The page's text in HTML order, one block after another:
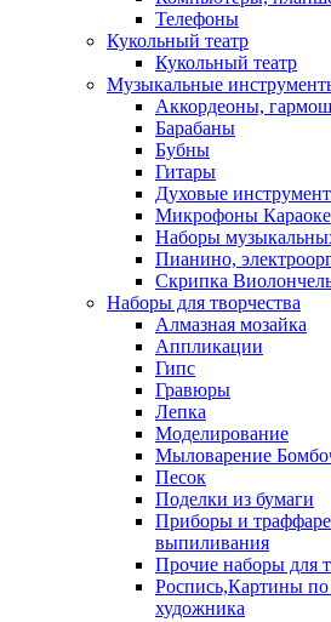
Телефоны
Кукольный театр
Кукольный театр
Музыкальные
Аккордеоны,
Барабаны
Бубны
Гитары
Духовые
Микрофоны Караоке
Наборы
Пианино,
Скрипка
Наборы для творчества
Алмазная мозайка
Аппликации
Гипс
Гравюры
Лепка
Моделирование
Мыловарение
Песок
Поделки из бумаги
Приборы и
выпиливания
Прочие наборы для
Роспись,Картины
художника